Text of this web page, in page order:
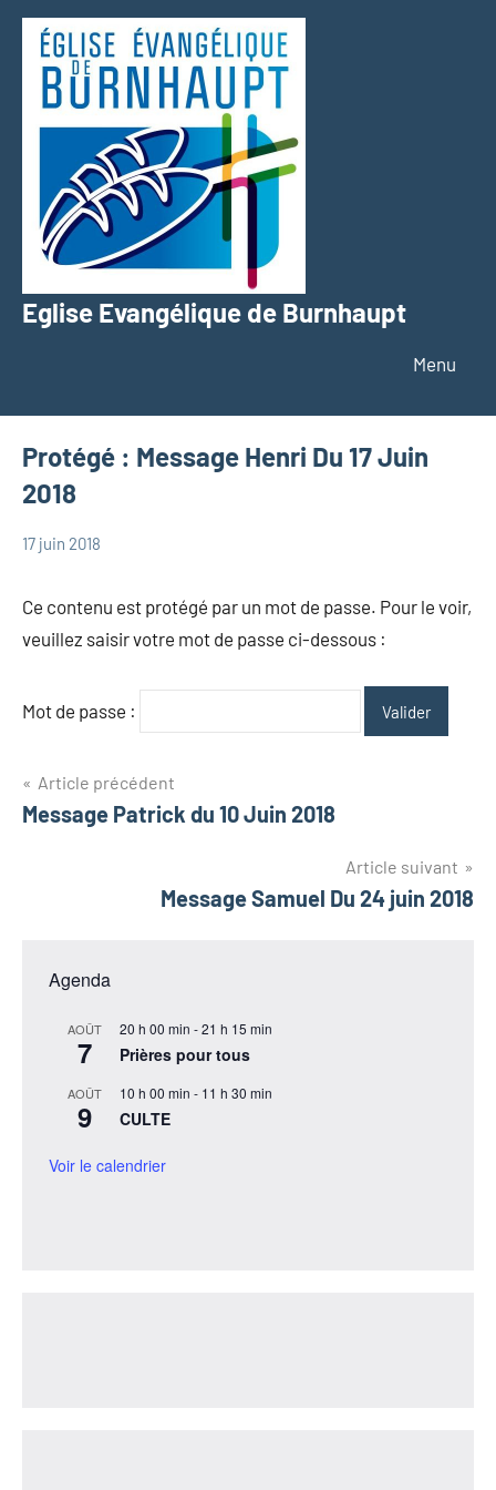
Aller
contenu
Eglise Evangélique de Burnhaupt
Texte
Menu
Protégé : Message Henri Du 17 Juin
2018
Messages
17 juin 2018
admin
Ce contenu est protégé par un mot de passe. Pour le voir,
veuillez saisir votre mot de passe ci-dessous :
Mot de passe :
Navigation
de
Article précédent
Message Patrick du 10 Juin 2018
Article suivant
Message Samuel Du 24 juin 2018
Agenda
AOÛT
7
20 h 00 min -21 h 15 min
Prières pour tous
AOÛT
9
10 h 00 min - 11 h 30 min
CULTE
Voir le calendrier